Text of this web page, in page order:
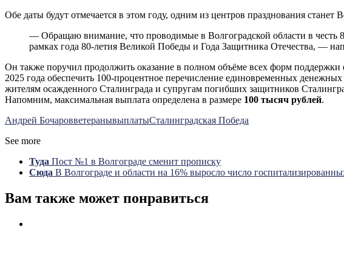
Обе даты будут отмечается в этом году, одним из центров празднования станет
— Обращаю внимание, что проводимые в Волгоградской области в
рамках года 80-летия Великой Победы и Года Защитника Отечества, —
Он также поручил продолжить оказание в полном объёме всех форм
2025 года обеспечить 100-процентное перечисление единовременных
жителям осажденного Сталинграда и супругам погибших защитников
Напомним, максимальная выплата определена в размере 100 тысяч рублей.
Андрей БочаровветеранывыплатыСталинградская Победа
See more
Туда Пост №1 в Волгограде сменит прописку
Сюда В Волгограде и области на 16% выросло число
Вам также может понравиться